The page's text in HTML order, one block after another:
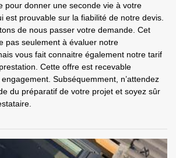
pour donner une seconde vie à votre
est prouvable sur la fiabilité de notre devis.
de nous passer votre demande. Cet
pas seulement à évaluer notre
vous fait connaitre également notre tarif
Cette offre est recevable
Subséquemment, n’attendez
du préparatif de votre projet et soyez sûr